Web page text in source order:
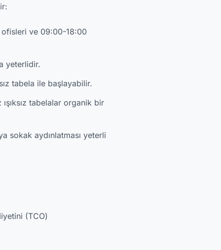
ofisleri ve 09:00-18:00
yeterlidir.
tabela ile başlayabilir.
tabelalar organik bir
sokak aydınlatması yeterli
(TCO)